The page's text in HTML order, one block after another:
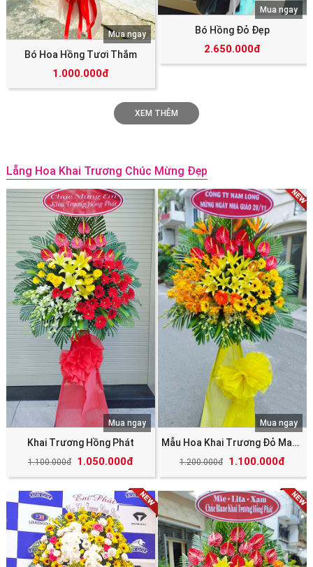
Bó Hoa Hồng Tươi Thắm
1.000.000đ
Mua ngay Bó Hồng Đỏ Đẹp
2.650.000đ
Mua ngay
XEM THÊM
Lẵng Hoa Khai Trương Chúc Mừng Đẹp
Khai Trương Hồng Phát
1.100.000đ 1.050.000đ
Mua ngay
Mẫu Hoa Khai Trương Đỏ May Mắn Tài Lộc
1.200.000đ 1.100.000đ
Mua ngay